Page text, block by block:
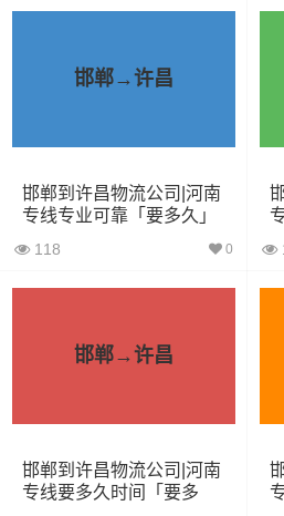
6.8米货车 40立方
9.6米货车 58立方
17.5米货车 130立方
其他货主物流经验分享
1、包裹丢失或损坏：不靠谱的物
邯郸→许昌
邯郸到许昌物流公司|河南
专线专业可靠「要多久」
118 0
邯郸→许昌
邯郸到许昌物流公司|河南
专线要多久时间「要多